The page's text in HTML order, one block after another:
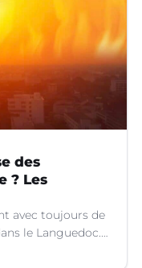
des
? Les
avec toujours de
le Languedoc.